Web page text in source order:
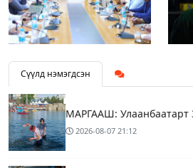
Сүүлд нэмэгдсэн
МАРГААШ: Улаанбаатарт
2026-08-07 21:12